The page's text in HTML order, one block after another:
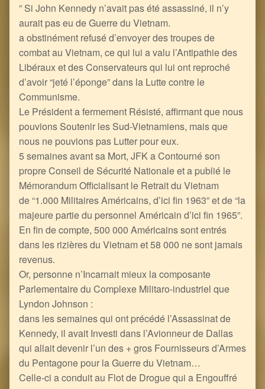
” Si John Kennedy n’avait pas été assassiné, il n’y
aurait pas eu de Guerre du Vietnam.
a obstinément refusé d’envoyer des troupes de
combat au Vietnam, ce qui lui a valu l’Antipathie des
Libéraux et des Conservateurs qui lui ont reproché
d’avoir “jeté l’éponge” dans la Lutte contre le
Communisme.
Le Président a fermement Résisté, affirmant que nous
pouvions Soutenir les Sud-Vietnamiens, mais que
nous ne pouvions pas Lutter pour eux.
5 semaines avant sa Mort, JFK a Contourné son
propre Conseil de Sécurité Nationale et a publié le
Mémorandum Officialisant le Retrait du Vietnam
de “1.000 Militaires Américains, d’ici fin 1963” et de “la
majeure partie du personnel Américain d’ici fin 1965”.
En fin de compte, 500 000 Américains sont entrés
dans les rizières du Vietnam et 58 000 ne sont jamais
revenus.
Or, personne n’Incarnait mieux la composante
Parlementaire du Complexe Militaro-industriel que
Lyndon Johnson :
dans les semaines qui ont précédé l’Assassinat de
Kennedy, il avait Investi dans l’Avionneur de Dallas
qui allait devenir l’un des + gros Fournisseurs d’Armes
du Pentagone pour la Guerre du Vietnam…
Celle-ci a conduit au Flot de Drogue qui a Engouffré